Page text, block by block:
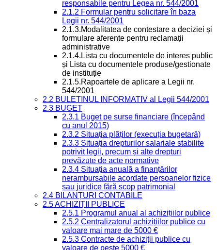
responsabile pentru Legea nr. 544/2001
2.1.2 Formular pentru solicitare în baza
Legii nr. 544/2001
2.1.3.Modalitatea de contestare a deciziei și
formulare aferente pentru reclamații
administrative
2.1.4.Lista cu documentele de interes public
și Lista cu documentele produse/gestionate
de instituție
2.1.5.Rapoartele de aplicare a Legii nr.
544/2001
2.2 BULETINUL INFORMATIV al Legii 544/2001
2.3 BUGET
2.3.1 Buget pe surse financiare (începând
cu anul 2015)
2.3.2 Situația plăților (execuția bugetară)
2.3.3 Situația drepturilor salariale stabilite
potrivit legii, precum și alte drepturi
prevăzute de acte normative
2.3.4 Situația anuală a finanțărilor
nerambursabile acordate persoanelor fizice
sau juridice fără scop patrimonial
2.4 BILANȚURI CONTABILE
2.5 ACHIZIȚII PUBLICE
2.5.1 Programul anual al achizițiilor publice
2.5.2 Centralizatorul achizițiilor publice cu
valoare mai mare de 5000 €
2.5.3 Contracte de achiziții publice cu
valoare de peste 5000 €